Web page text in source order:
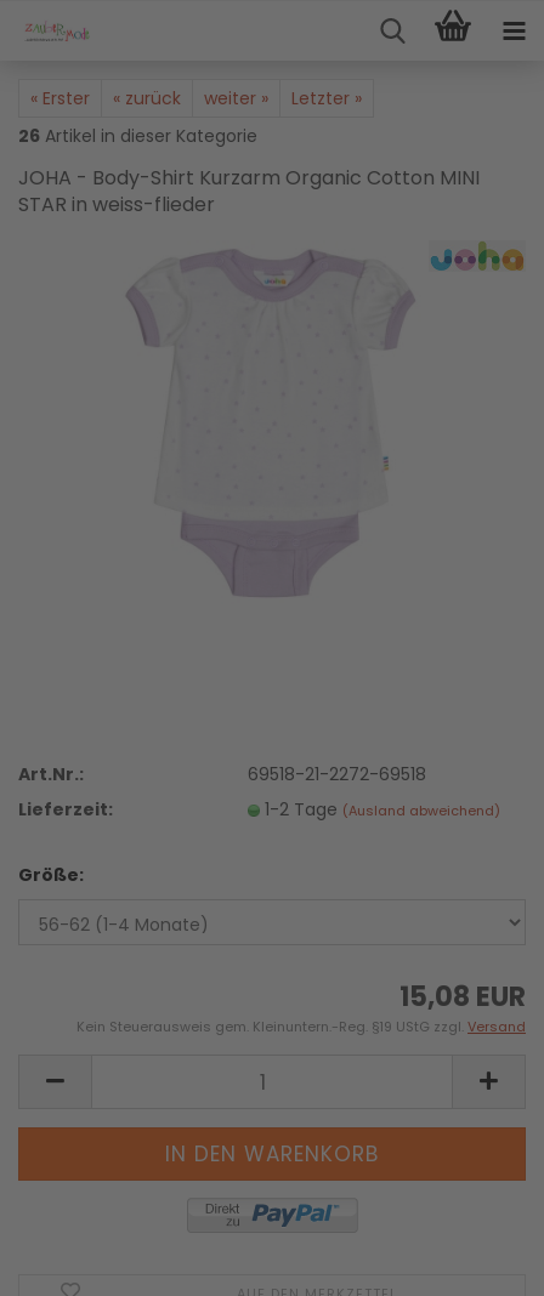
« Erster « zurück weiter »
Letzter »
26 Artikel in dieser Kategorie
JOHA - Body-Shirt Kurzarm Organic Cotton MINI
STAR in weiss-flieder
Art.Nr.:
69518-21-2272-69518
Lieferzeit:
1-2 Tage (Ausland abweichend)
Größe:
15,08 EUR
Kein Steuerausweis gem. Kleinuntern.-Reg. §19 UStG zzgl. Versand